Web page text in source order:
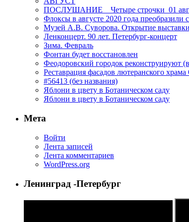
ПОСЛУШАНИЕ _ Четыре строчки_01
Флоксы в августе 2020 года преобразили
Музей А.В. Суворова. Открытие
Ленконцерт. 90 лет. Петербург-концерт
Зима. Февраль
Фонтан будет восстановлен
Феодоровский городок реконструируют
Реставрация фасадов лютеранского
#56413 (без названия)
Яблони в цвету в Ботаническом саду
Яблони в цвету в Ботаническом саду
Мета
Войти
Лента записей
Лента комментариев
WordPress.org
Ленинград -Петербург